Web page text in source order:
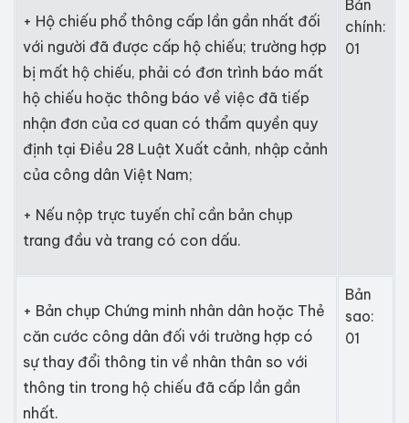
+ Hộ chiếu phổ thông cấp lần gần nhất đối
với người đã được cấp hộ chiếu; trường hợp
bị mất hộ chiếu, phải có đơn trình báo mất
hộ chiếu hoặc thông báo về việc đã tiếp
nhận đơn của cơ quan có thẩm quyền quy
định tại Điều 28 Luật Xuất cảnh, nhập cảnh
của công dân Việt Nam;
+ Nếu nộp trực tuyến chỉ cần bản chụp
trang đầu và trang có con dấu.
Bản
chính:
01
+ Bản chụp Chứng minh nhân dân hoặc Thẻ
căn cước công dân đối với trường hợp có
sự thay đổi thông tin về nhân thân so với
thông tin trong hộ chiếu đã cấp lần gần
nhất.
Bản
sao:
01